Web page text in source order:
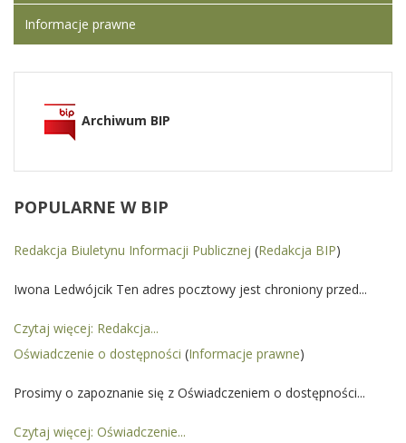
Informacje prawne
Archiwum BIP
POPULARNE W BIP
Redakcja Biuletynu Informacji Publicznej (Redakcja BIP)
Iwona Ledwójcik Ten adres pocztowy jest chroniony przed...
Czytaj więcej: Redakcja...
Oświadczenie o dostępności (Informacje prawne)
Prosimy o zapoznanie się z Oświadczeniem o dostępności...
Czytaj więcej: Oświadczenie...